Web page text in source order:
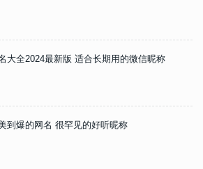
大全2024最新版 适合长期用的微信昵称
到爆的网名 很罕见的好听昵称